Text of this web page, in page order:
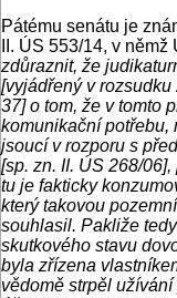
Pátému senátu je
II. ÚS 553/14, v
zdůraznit, že
[vyjádřený v
37] o tom, že v tomto
komunikační potřebu,
jsoucí v rozporu s
[sp. zn. II. ÚS 268/
tu je fakticky
který takovou
souhlasil. Pakliže
skutkového stavu
byla zřízena
vědomě strpěl